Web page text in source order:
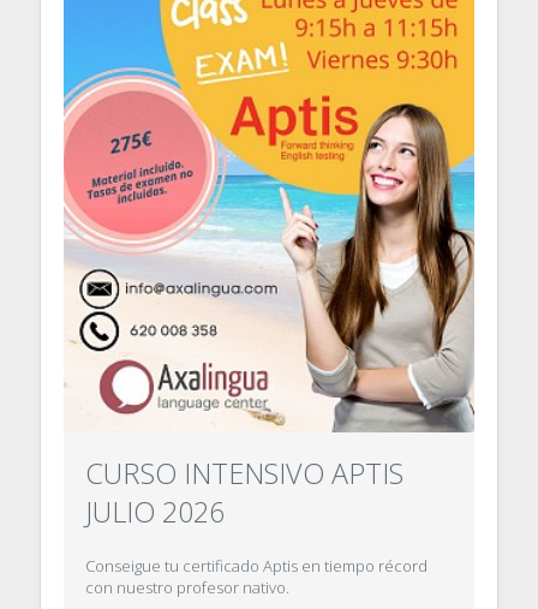
CURSO INTENSIVO APTIS
JULIO 2026
Conseigue tu certificado Aptis en tiempo récord
con nuestro profesor nativo.